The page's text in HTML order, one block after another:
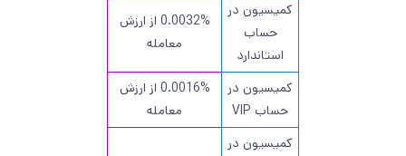
کمیسیون در
حساب
استاندارد
0.0032% از ارزش
معامله
کمیسیون در
حساب VIP
0.0016% از ارزش
معامله
کمیسیون در